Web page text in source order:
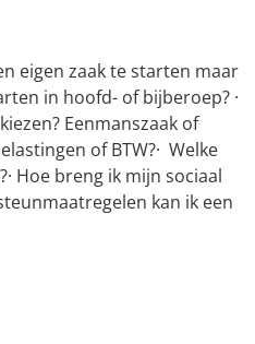
eigen zaak te starten maar
in hoofd- of bijberoep? ·
Eenmanszaak of
of BTW?· Welke
Hoe breng ik mijn sociaal
kan ik een